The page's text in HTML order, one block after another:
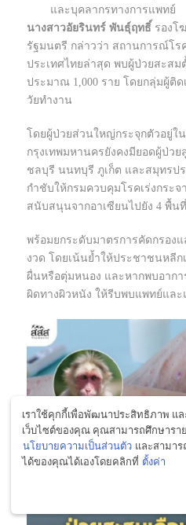
และบุคลากรทางการแพทย์
นางสาวอัยรินทร์ พันธุ์ฤทธิ์ รองโ
รัฐมนตรี กล่าวว่า สถานการณ์โร
ประเทศไทยล่าสุด พบผู้ป่วยสะสม
ประมาณ 1,000 ราย โดยกลุ่มผู้ติด
วัยทำงาน
โดยผู้ป่วยส่วนใหญ่กระจุกตัวอยู่ใ
กรุงเทพมหานครยังคงมียอดผู้ป่วย
ชลบุรี นนทบุรี ภูเก็ต และสมุทรป
กำชับให้กรมควบคุมโรคเร่งกระ
สนับสนุนจากอาเซียนไปยัง 4 พื้น
พร้อมยกระดับมาตรการคัดกรองแ
งวด โดยเน้นย้ำให้ประชาชนหลี
ผื่นหรือตุ่มหนอง และหากพบอาก
ผิดทางผิวหนัง ให้รีบพบแพทย์แล
เราใช้คุกกี้เพื่อพัฒนาประสิทธิภาพ แ
เว็บไซต์ของคุณ คุณสามารถศึกษารา
นโยบายความเป็นส่วนตัว และสามาร
ได้ของคุณได้เองโดยคลิกที่ ตั้งค่า